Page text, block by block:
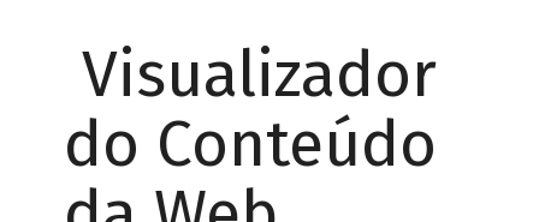
Visualizador
do Conteúdo